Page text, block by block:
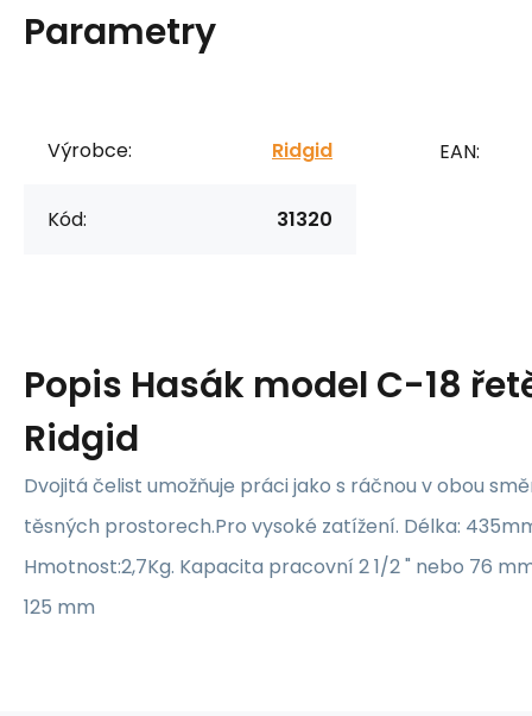
Parametry
Výrobce: Ridgid
Kód: 31320
EAN:
Popis Hasák model C-18
Ridgid
Dvojitá čelist umožňuje práci jako s ráčnou v obou
těsných prostorech.Pro vysoké zatížení. Délka:
Hmotnost:2,7Kg. Kapacita pracovní 2 1/2 " nebo 76
125 mm